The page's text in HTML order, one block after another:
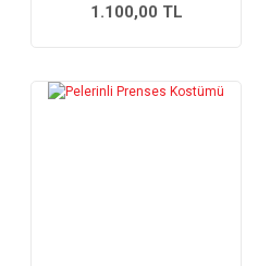
1.100,00 TL